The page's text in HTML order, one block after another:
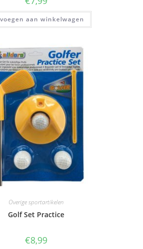
aan winkelwagen
Overige sportartikelen
Golf Set Practice
€8,99